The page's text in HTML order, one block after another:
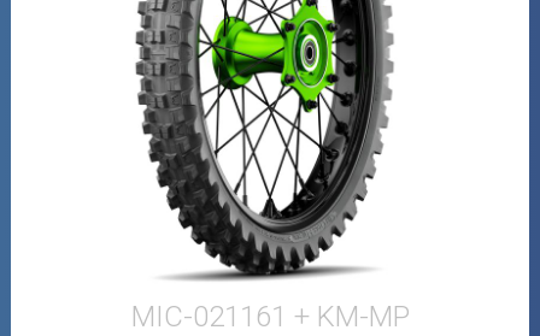
Mönkijän osat
Puutarha ja metsä
Ajovarusteet
MIC-021161 + KM-MP